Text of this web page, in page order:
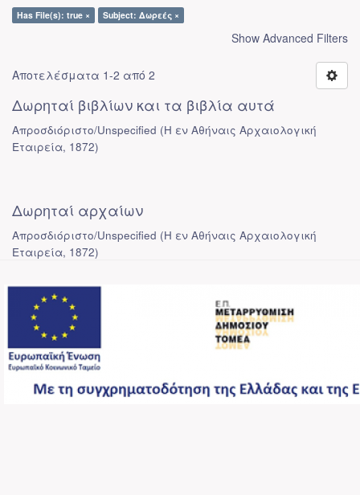
Has File(s): true × Subject: Δωρεές ×
Show Advanced Filters
Αποτελέσματα 1-2 από 2
Δωρηταί βιβλίων και τα βιβλία αυτά
Απροσδιόριστο/Unspecified (Η εν Αθήναις Αρχαιολογική
Εταιρεία, 1872)
Δωρηταί αρχαίων
Απροσδιόριστο/Unspecified (Η εν Αθήναις Αρχαιολογική
Εταιρεία, 1872)